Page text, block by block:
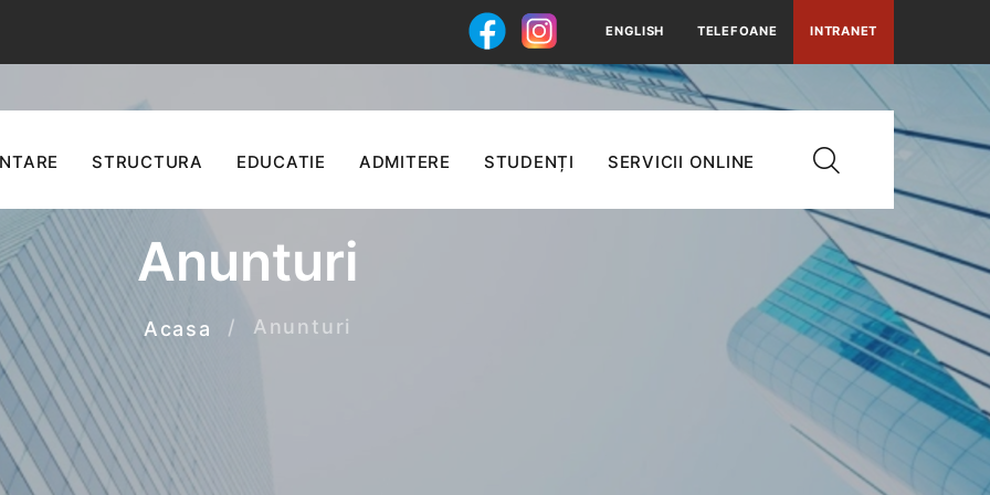
ENGLISH TELEFOANE INTRANET
STRUCTURA EDUCATIE ADMITERE STUDENȚI SERVICII ONLINE
Anunturi
Acasa Anunturi